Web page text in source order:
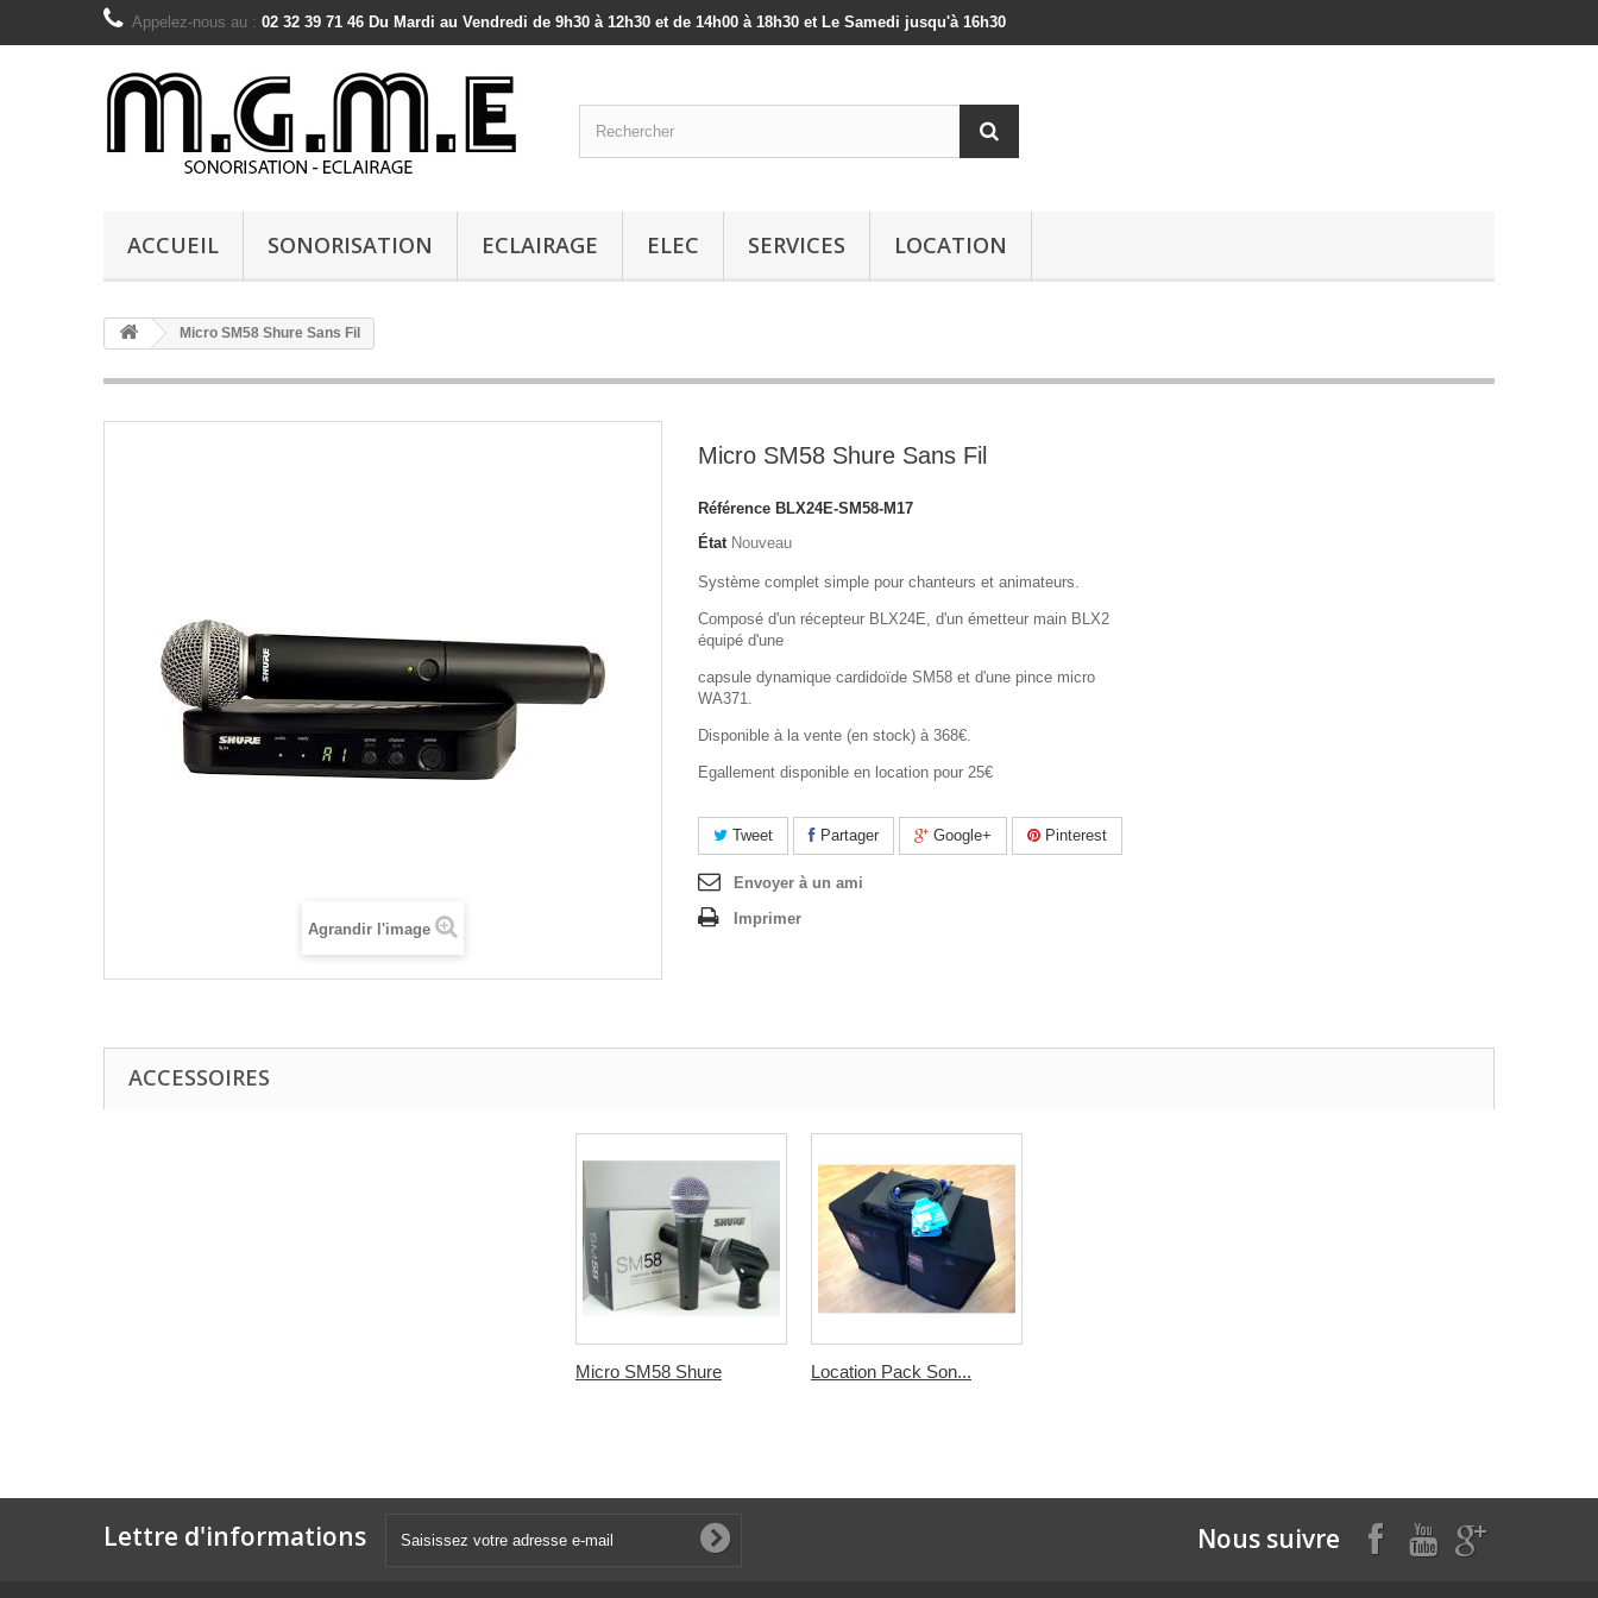
Appelez-nous au : 02 32 39 71 46 Du Mardi au Vendredi de 9h30 à 12h30 et de 14h00 à 18h30 et Le Samedi jusqu'à 16h30
ACCUEIL SONORISATION ECLAIRAGE ELEC SERVICES LOCATION
Micro SM58 Shure Sans Fil
Agrandir l'image
Micro SM58 Shure Sans Fil
Référence BLX24E-SM58-M17
État Nouveau
Système complet simple pour chanteurs et animateurs.
Composé d'un récepteur BLX24E, d'un émetteur main BLX2
équipé d'une
capsule dynamique cardidoïde SM58 et d'une pince micro
WA371.
Disponible à la vente (en stock) à 368€.
Egallement disponible en location pour 25€
Tweet Partager Google+ Pinterest
Envoyer à un ami
Imprimer
ACCESSOIRES
Micro SM58 Shure Location Pack Son...
Lettre d'informations Nous suivre